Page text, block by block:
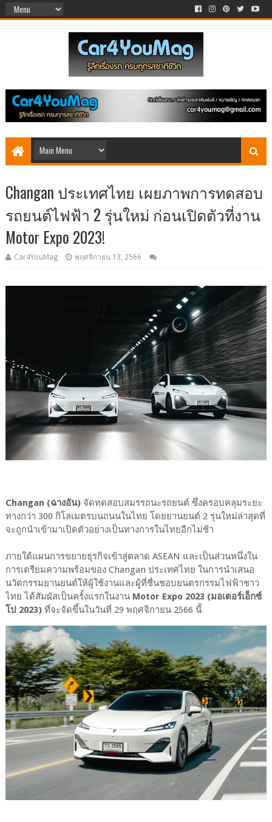
Changan ประเทศไทย เผยภาพการทดสอบ
รถยนต์ไฟฟ้า 2 รุ่นใหม่ ก่อนเปิดตัวที่งาน
Motor Expo 2023!
Car4YouMag พฤศจิกายน 13, 2566
Changan (ฉางอัน)จัดทดสอบสมรรถนะรถยนต์ ซึ่งครอบคลุมระยะ
ทางกว่า 300 กิโลเมตรบนถนนในไทย โดยยานยนต์ 2 รุ่นใหม่ล่าสุดที่
จะถูกนำเข้ามาเปิดตัวอย่างเป็นทางการในไทยอีกไม่ช้า
ภายใต้แผนการขยายธุรกิจเข้าสู่ตลาด ASEAN และเป็นส่วนหนึ่งใน
การเตรียมความพร้อมของ Changan ประเทศไทย ในการนำเสนอ
นวัตกรรมยานยนต์ให้ผู้ใช้งานและผู้ที่ชื่นชอบยนตรกรรมไฟฟ้าชาว
ไทย ได้สัมผัสเป็นครั้งแรกในงาน Motor Expo 2023 (มอเตอร์เอ็กซ์
โป 2023)ที่จะจัดขึ้นในวันที่ 29 พฤศจิกายน 2566 นี้